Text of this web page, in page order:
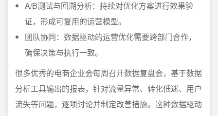
A/B测试与回溯分析：持续对优化方案进行效果验
证，形成可复用的运营模型。
团队协同：数据驱动的运营优化需要跨部门合作，
确保决策与执行一致。
很多优秀的电商企业会每周召开数据复盘会，基于数据
分析工具输出的报表，针对流量异常、转化低迷、用户
流失等问题，逐项讨论并制定改善措施。这种数据驱动